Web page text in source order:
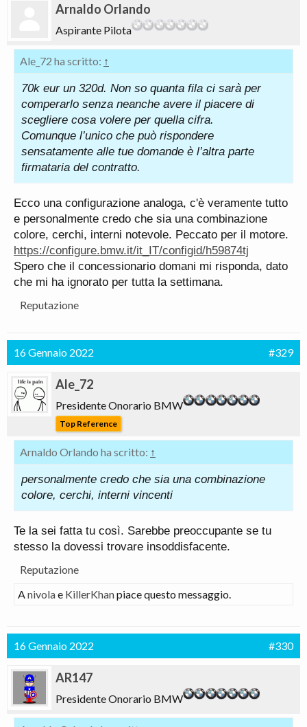
Arnaldo Orlando
Aspirante Pilota
Ale_72 ha scritto: ↑
70k eur un 320d. Non so quanta fila ci sarà per
comperarlo senza neanche avere il piacere di
scegliere cosa volere per quella cifra.
Comunque l’unico che può rispondere
sensatamente alle tue domande è l’altra parte
firmataria del contratto.
Ecco una configurazione analoga, c'è veramente tutto
e personalmente credo che sia una combinazione
colore, cerchi, interni notevole. Peccato per il motore.
https://configure.bmw.it/it_IT/configid/h59874tj
Spero che il concessionario domani mi risponda, dato
che mi ha ignorato per tutta la settimana.
Reputazione
16 Gennaio 2022 #329
Ale_72
Presidente Onorario BMW
Top Reference
Arnaldo Orlando ha scritto: ↑
personalmente credo che sia una combinazione
colore, cerchi, interni vincenti
Te la sei fatta tu così. Sarebbe preoccupante se tu
stesso la dovessi trovare insoddisfacente.
Reputazione
Anivolae KillerKhanpiace questo messaggio.
16 Gennaio 2022 #330
AR147
Presidente Onorario BMW